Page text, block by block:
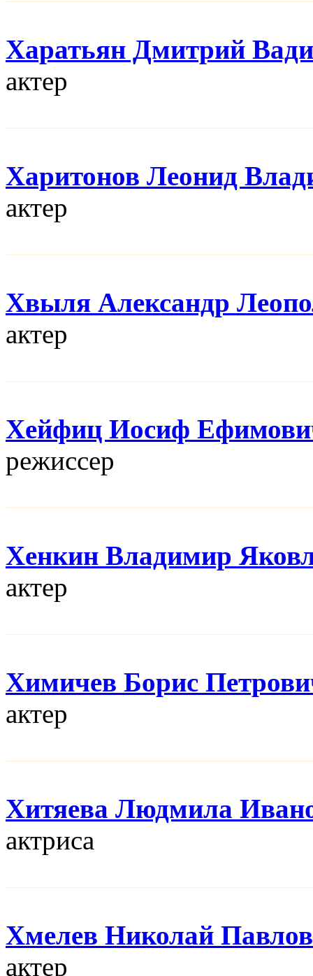
Харатьян Дмитрий
актер
Харитонов Леонид
актер
Хвыля Александр
актер
Хейфиц Иосиф
режисcер
Хенкин Владимир
актер
Химичев Борис
актер
Хитяева Людмила
актриса
Хмелев Николай
актер